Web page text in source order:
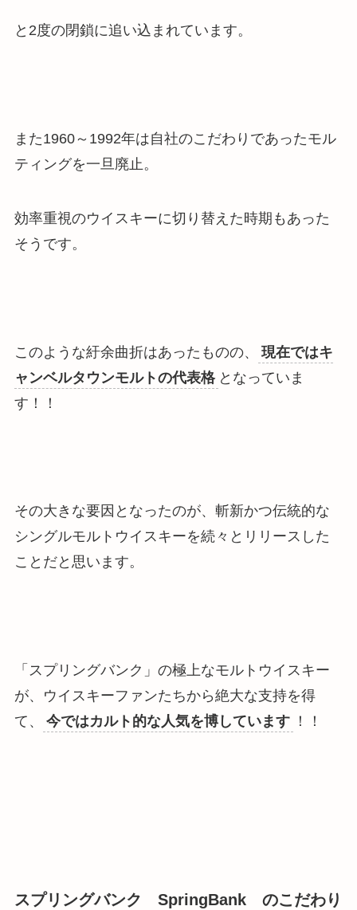
と 2度の閉鎖に追い込まれています。
また1960～1992年は自社のこだわりであったモル
ティングを一旦廃止。
効率重視のウイスキーに切り替えた時期もあった
そうです。
このような紆余曲折はあったものの、
現在ではキ
ャンベルタウンモルトの代表格 となっていま
す！！
その大きな要因となったのが、 斬新かつ伝統的な
シングルモルトウイスキーを続々とリリースした
こと だと思います。
「スプリングバンク」の極上なモルトウイスキー
が、ウイスキーファンたちから絶大な支持を得
て、
今ではカルト的な人気を博しています ！！
スプリングバンク SpringBank のこだわり